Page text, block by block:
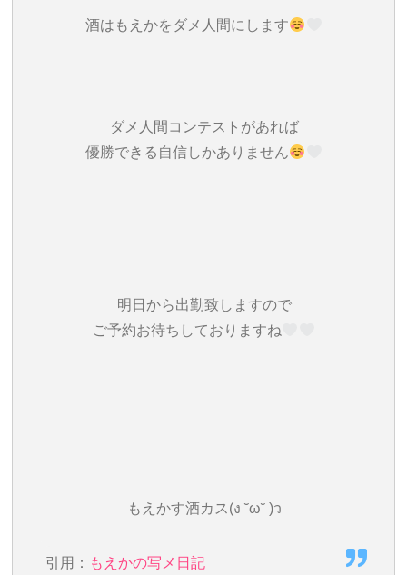
酒はもえかをダメ人間にします
ダメ人間コンテストがあれば
優勝できる自信しかありません
明日から出勤致しますので
ご予約お待ちしておりますね‎
もえかす酒カス(ง ˘ω˘ )ว
引用： もえかの写メ日記